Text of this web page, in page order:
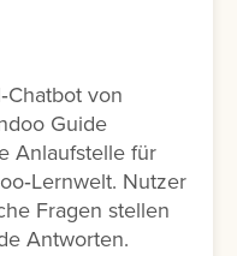
von
Guide
Anlaufstelle für
Nutzer
Fragen stellen
Antworten.